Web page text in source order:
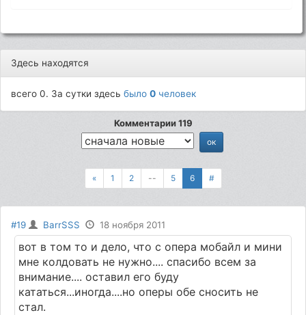
Здесь находятся
всего 0. За сутки здесьбыло0 человек
Комментарии 119
« 1 2 -- 5 6 #
#19 BarrSSS 18 ноября 2011
вот в том то и дело, что с опера мобайл и мини
мне колдовать не нужно.... спасибо всем за
внимание.... оставил его буду
кататься...иногда....но оперы обе сносить не
стал.